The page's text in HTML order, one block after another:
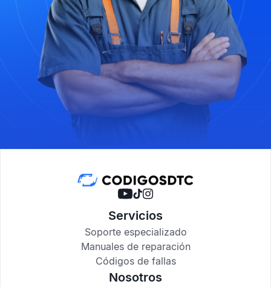
Servicios
Soporte especializado
Manuales de reparación
Códigos de fallas
Nosotros